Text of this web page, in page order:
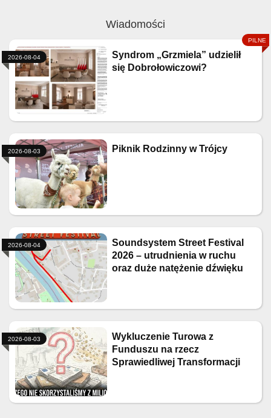
Wiadomości
Syndrom „Grzmiela” udzielił
się Dobrołowiczowi?
2026-08-04
Piknik Rodzinny w Trójcy
2026-08-03
Soundsystem Street Festival
2026 – utrudnienia w ruchu
oraz duże natężenie dźwięku
2026-08-04
Wykluczenie Turowa z
Funduszu na rzecz
Sprawiedliwej Transformacji
2026-08-03